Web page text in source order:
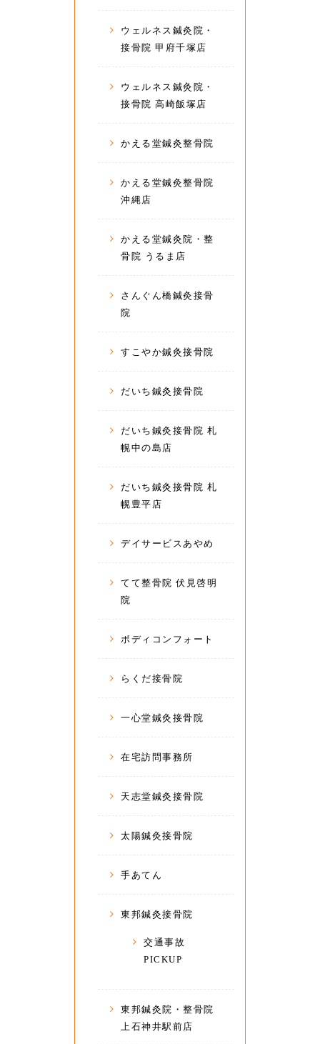
ウェルネス鍼灸院・
接骨院 甲府千塚店
ウェルネス鍼灸院・
接骨院 高崎飯塚店
かえる堂鍼灸整骨院
かえる堂鍼灸整骨院
沖縄店
かえる堂鍼灸院・整
骨院 うるま店
さんぐん橋鍼灸接骨
院
すこやか鍼灸接骨院
だいち鍼灸接骨院
だいち鍼灸接骨院 札
幌中の島店
だいち鍼灸接骨院 札
幌豊平店
デイサービスあやめ
てて整骨院 伏見啓明
院
ボディコンフォート
らくだ接骨院
一心堂鍼灸接骨院
在宅訪問事務所
天志堂鍼灸接骨院
太陽鍼灸接骨院
手あてん
東邦鍼灸接骨院
交通事故
PICKUP
東邦鍼灸院・整骨院
上石神井駅前店